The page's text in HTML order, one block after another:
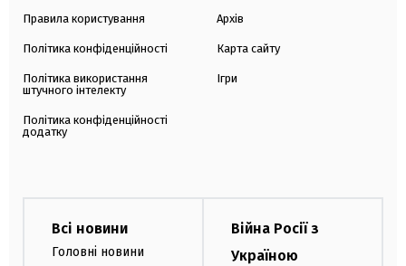
Правила користування
Політика конфіденційності
Політика використання
штучного інтелекту
Політика конфіденційності
додатку
Архів
Карта сайту
Ігри
Всі новини
Головні новини
Війна Росії з
Україною